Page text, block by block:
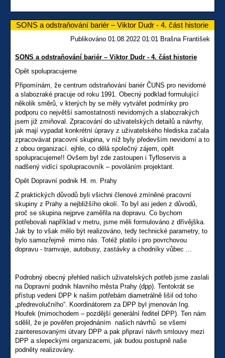
SONS a odstraňování bariér – Viktor Dudr - 4. část historie
Publikováno 01.08.2022 01:01 Brašna František
SONS a odstraňování bariér – Viktor Dudr - 4. část historie
Opět spolupracujeme
Připomínám, že centrum odstraňování bariér ČUNS pro nevidomé
a slabozraké pracuje od roku 1991. Obecný podklad formulující
několik směrů, v kterých by se měly vytvářet podmínky pro
podporu co největší samostatnosti nevidomých a slabozrakých
jsem již zmiňoval. Zpracování do uživatelských detailů a návrhy,
jak mají vypadat konkrétní úpravy z uživatelského hlediska začala
zpracovávat pracovní skupina, v níž byly především nevidomí a to
z obou organizací. ejhle, co dělá společný zájem, opět
spolupracujeme!! Ovšem byl zde zastoupen i Tyfloservis a
nadšený vidící spolupracovník – povoláním projektant.
Opět Dopravní podnik Hl. m. Prahy
Z praktických důvodů byli všichni členové zmíněné pracovní
skupiny z Prahy a nejbližšího okolí. To byl asi jeden z důvodů,
proč se skupina nejprve zaměřila na dopravu. Co bychom
potřebovali například v metru, jsme měli formulováno z dřívějška.
Jak by to však mělo být realizováno, tedy technické parametry, to
bylo samozřejmě mimo nás. Totéž platilo i pro povrchovou
dopravu - tramvaje, autobusy, zastávky a chodníky vůbec ...
Podrobný obecný přehled našich uživatelských potřeb jsme zaslali
na Dopravní podnik hlavního města Prahy (dpp). Tentokrát se
přístup vedeni DPP k našim potřebám diametrálně lišil od toho
„předrevolučního“. Koordinátorem za DPP byl jmenován Ing.
Houfek (mimochodem – pozdější generální ředitel DPP). Ten nám
sdělil, že je pověřen projednáním našich návrhů se všemi
zainteresovanými útvary DPP a pak připraví návrh smlouvy mezi
DPP a slepeckými organizacemi, jak budou postupně naše
podněty realizovány.